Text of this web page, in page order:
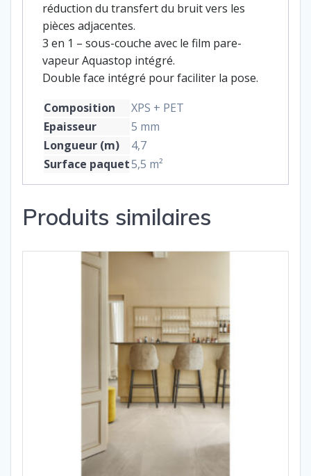
réduction du transfert du bruit vers les
pièces adjacentes.
3 en 1 – sous-couche avec le film pare-
vapeur Aquastop intégré.
Double face intégré pour faciliter la pose.
Composition
XPS + PET
Epaisseur
5 mm
Longueur (m)
4,7
Surface paquet5,5 m²
Produits similaires